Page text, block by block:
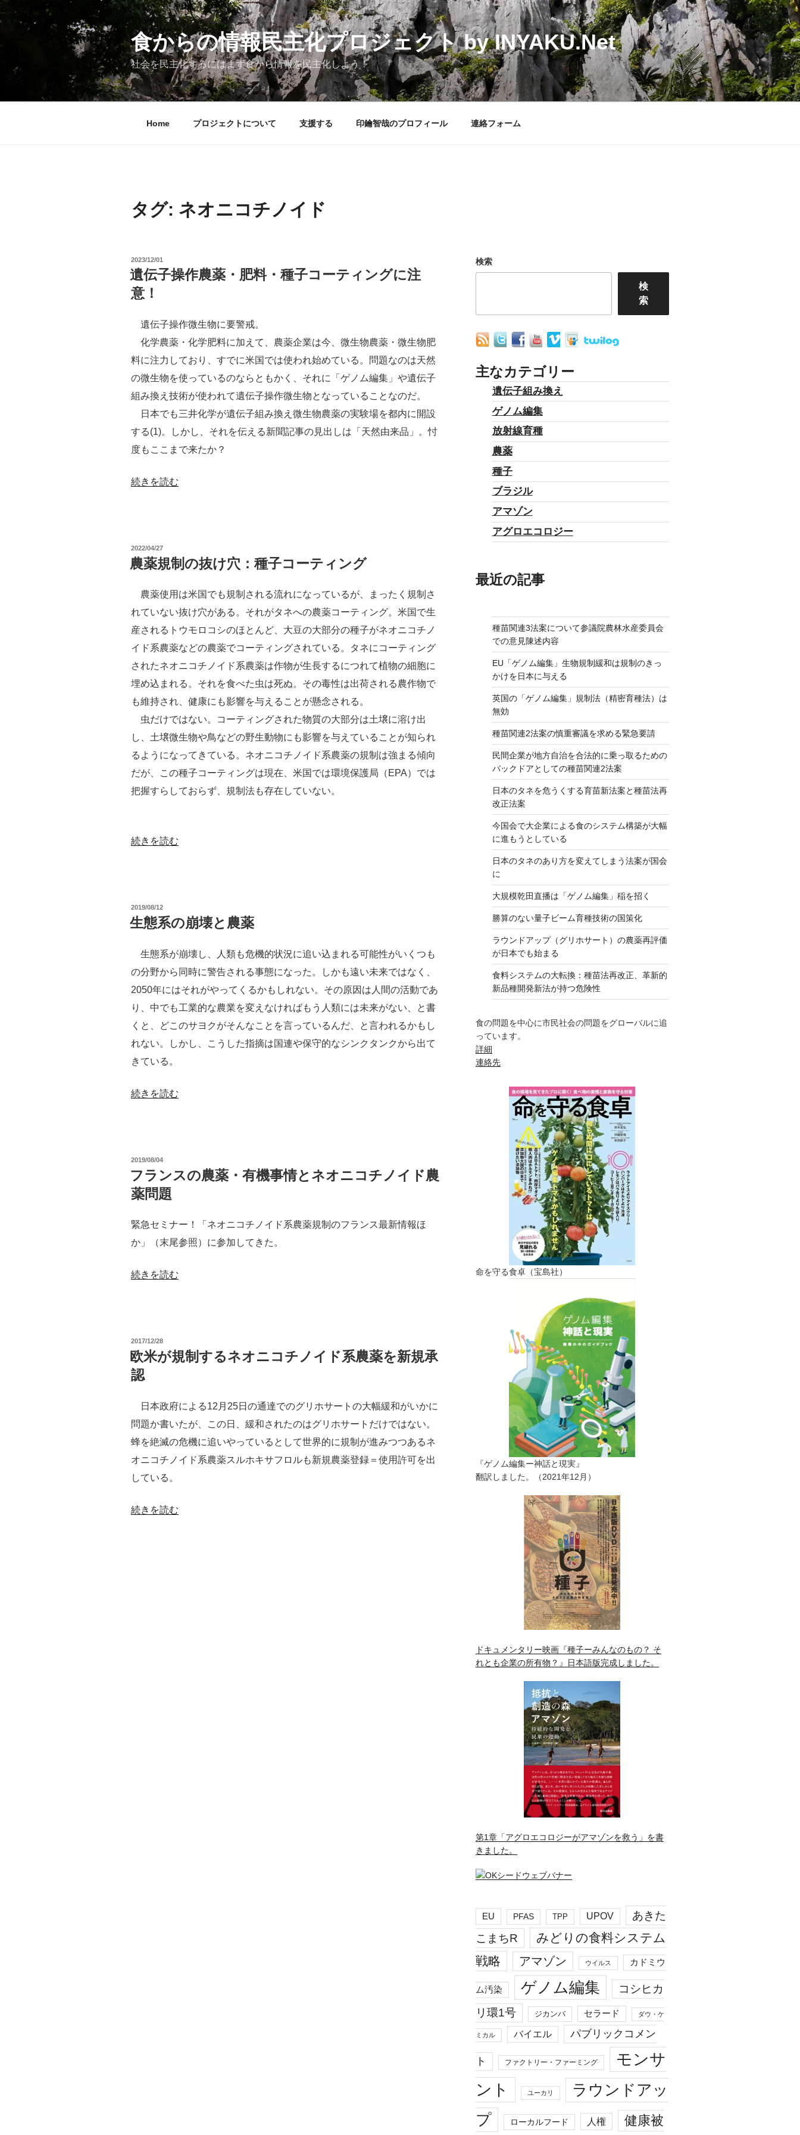
ン
ン
食からの情報民主化プロジェクト by INYAKU.Net
社会を民主化するにはまず食から情報を民主化しよう！
Home プロジェクトについて 支援する 印鑰智哉のプロフィール 連絡フォーム
タグ: ネオニコチノイド
投
稿
日:
2023/12/01
遺伝子操作農薬・肥料・種子コーティングに注
意！
遺伝子操作微生物に要警戒。
化学農薬・化学肥料に加えて、農薬企業は今、微生物農薬・微生物肥
料に注力しており、すでに米国では使われ始めている。問題なのは天然
の微生物を使っているのならともかく、それに「ゲノム編集」や遺伝子
組み換え技術が使われて遺伝子操作微生物となっていることなのだ。
日本でも三井化学が遺伝子組み換え微生物農薬の実験場を都内に開設
する(1)。しかし、それを伝える新聞記事の見出しは「天然由来品」。忖
度もここまで来たか？
“遺
作
農
薬・
肥
料・
種
子
コ
ー
ィ
ン
グ
に
の
続きを読む
投
稿
日:
2022/04/27
農薬規制の抜け穴：種子コーティング
農薬使用は米国でも規制される流れになっているが、まったく規制さ
れていない抜け穴がある。それがタネへの農薬コーティング。米国で生
産されるトウモロコシのほとんど、大豆の大部分の種子がネオニコチノ
イド系農薬などの農薬でコーティングされている。タネにコーティング
されたネオニコチノイド系農薬は作物が生長するにつれて植物の細胞に
埋め込まれる。それを食べた虫は死ぬ。その毒性は出荷される農作物で
も維持され、健康にも影響を与えることが懸念される。
虫だけではない。コーティングされた物質の大部分は土壌に溶け出
し、土壌微生物や鳥などの野生動物にも影響を与えていることが知られ
るようになってきている。ネオニコチノイド系農薬の規制は強まる傾向
だが、この種子コーティングは現在、米国では環境保護局（EPA）では
把握すらしておらず、規制法も存在していない。
“農
の
抜
穴：
ン
続きを読む
投
稿
日:
2019/08/12
生態系の崩壊と農薬
生態系が崩壊し、人類も危機的状況に追い込まれる可能性がいくつも
の分野から同時に警告される事態になった。しかも遠い未来ではなく、
2050年にはそれがやってくるかもしれない。その原因は人間の活動であ
り、中でも工業的な農業を変えなければもう人類には未来がない、と書
くと、どこのサヨクがそんなことを言っているんだ、と言われるかもし
れない。しかし、こうした指摘は国連や保守的なシンクタンクから出て
きている。
“生
崩
壊
と
農
続きを読む
投
日:
2019/08/04
フランスの農薬・有機事情とネオニコチノイド農
薬問題
緊急セミナー！「ネオニコチノイド系農薬規制のフランス最新情報ほ
か」（末尾参照）に参加してきた。
“フ
の
農
薬・
事
オ
続きを読む
投
稿
日:
2017/12/28
欧米が規制するネオニコチノイド系農薬を新規承
認
日本政府による12月25日の通達でのグリホサートの大幅緩和がいかに
問題か書いたが、この日、緩和されたのはグリホサートだけではない。
蜂を絶滅の危機に追いやっているとして世界的に規制が進みつつあるネ
オニコチノイド系農薬スルホキサフロルも新規農薬登録＝使用許可を出
している。
“欧
続きを読む
検索
検
索
主なカテゴリー
遺伝子組み換え
ゲノム編集
放射線育種
農薬
種子
ブラジル
アマゾン
アグロエコロジー
最近の記事
種苗関連3法案について参議院農林水産委員会
での意見陳述内容
EU「ゲノム編集」生物規制緩和は規制のきっ
かけを日本に与える
英国の「ゲノム編集」規制法（精密育種法）は
無効
種苗関連2法案の慎重審議を求める緊急要請
民間企業が地方自治を合法的に乗っ取るための
バックドアとしての種苗関連2法案
日本のタネを危うくする育苗新法案と種苗法再
改正法案
今国会で大企業による食のシステム構築が大幅
に進もうとしている
日本のタネのあり方を変えてしまう法案が国会
に
大規模乾田直播は「ゲノム編集」稲を招く
勝算のない量子ビーム育種技術の国策化
ラウンドアップ（グリホサート）の農薬再評価
が日本でも始まる
食料システムの大転換：種苗法再改正、革新的
新品種開発新法が持つ危険性
食の問題を中心に市民社会の問題をグローバルに追
っています。
詳細
連絡先
命を守る食卓（宝島社）
『ゲノム編集ー神話と現実』
翻訳しました。（2021年12月）
ドキュメンタリー映画『種子ーみんなのもの？ そ
れとも企業の所有物？』日本語版完成しました。
第1章「アグロエコロジーがアマゾンを救う」を書
きました。
EU PFAS TPP UPOV
あきた
こまちR
みどりの食料システム
戦略
アマゾン ウイルス カドミウ
ム汚染 ゲノム編集
コシヒカ
リ環1号
ジカンバ セラード ダウ・ケ
ミカル バイエル パブリックコメン
ト ファクトリー・ファーミング
モンサ
ント
ユーカリ
ラウンドアッ
プ
ローカルフード 人権 健康被